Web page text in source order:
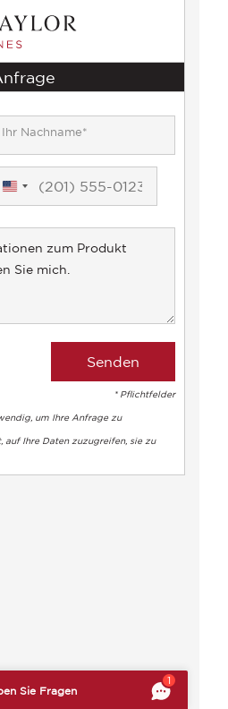
United
* Pflichtfelder
um Ihre Anfrage zu
auf Ihre Daten zuzugreifen, sie zu
Passen Sie Ihre
Sie Fragen
1